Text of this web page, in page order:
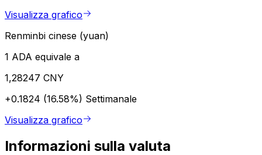
Visualizza grafico
Renminbi cinese (yuan)
1 ADA equivale a
1,28247 CNY
+0.1824 (16.58%) Settimanale
Visualizza grafico
Informazioni sulla valuta